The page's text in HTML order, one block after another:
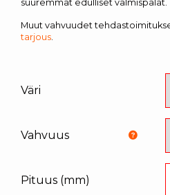
suuremmat edulliset valmispalat.
Muut vahvuudet
tarjous
Väri
Vahvuus
Pituus (mm)